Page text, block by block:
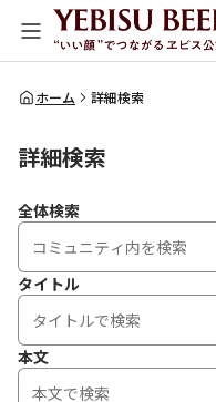
全体検索
ホーム 詳細検索
詳細検索
全体検索
タイトル
本文